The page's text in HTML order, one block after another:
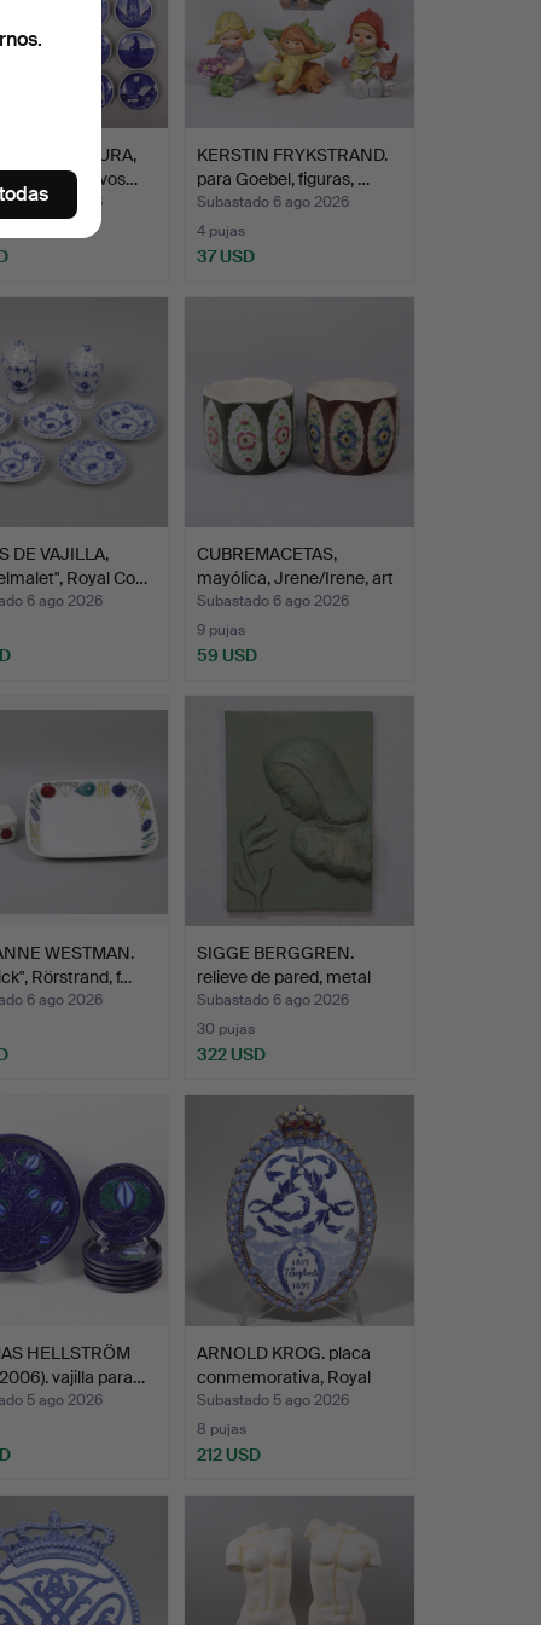
MINIATURA,
con motivos…
6 ago 2026
KERSTIN FRYKSTRAND.
para Goebel, figuras, …
Subastado 6 ago 2026
4 pujas
37 USD
DE VAJILLA,
Royal Co…
6 ago 2026
CUBREMACETAS,
mayólica, Jrene/Irene, art
n…
Subastado 6 ago 2026
9 pujas
59 USD
WESTMAN.
Rörstrand, f…
6 ago 2026
SIGGE BERGGREN.
relieve de pared, metal
co…
Subastado 6 ago 2026
30 pujas
322 USD
HELLSTRÖM
vajilla para…
5 ago 2026
ARNOLD KROG. placa
conmemorativa, Royal
Co…
Subastado 5 ago 2026
8 pujas
212 USD